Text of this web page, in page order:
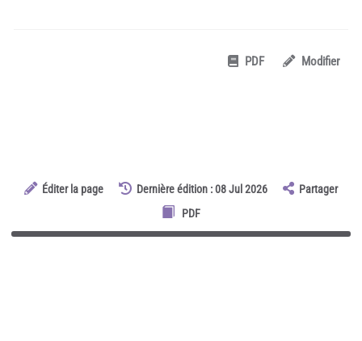
PDF Modifier
Éditer la page Dernière édition : 08 Jul 2026
Partager
PDF